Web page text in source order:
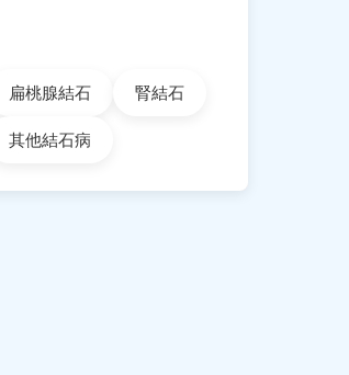
扁桃腺結石 腎結石
其他結石病